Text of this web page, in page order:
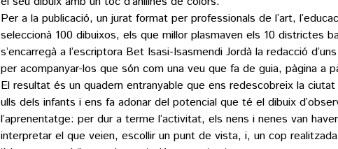
Per a la publicació, un jurat format per professionals de l’art,
seleccionà 100 dibuixos, els que millor plasmaven els 10 districtes
s’encarregà a l’escriptora Bet Isasi-Isasmendi Jordà la redacció
per acompanyar-los que són com una veu que fa de guia, pàgina a
El resultat és un quadern entranyable que ens redescobreix la
ulls dels infants i ens fa adonar del potencial que té el dibuix
l’aprenentatge: per dur a terme l’activitat, els nens i nenes van
interpretar el que veien, escollir un punt de vista, i, un cop